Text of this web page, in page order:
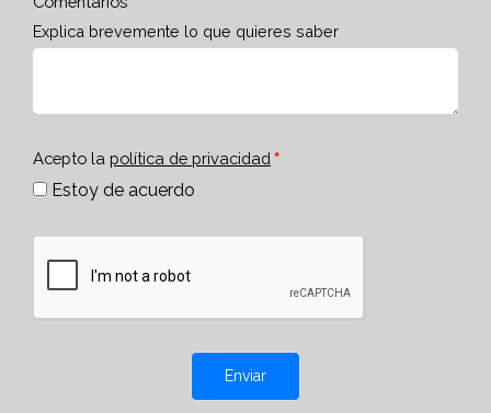
Explica brevemente lo que quieres saber
Acepto la política de privacidad
Estoy de acuerdo
Enviar